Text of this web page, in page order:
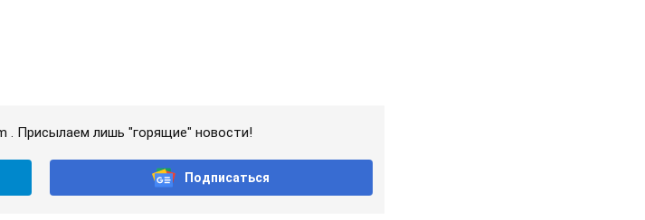
. Присылаем лишь "горящие" новости!
Подписаться